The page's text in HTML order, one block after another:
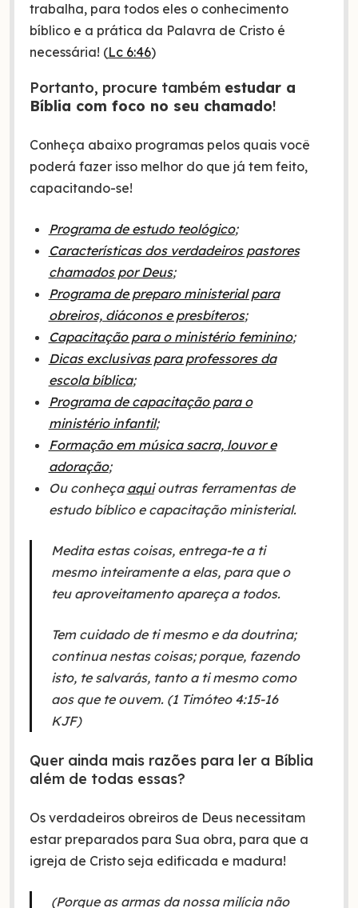
trabalha, para todos eles o conhecimento
bíblico e a prática da Palavra de Cristo é
necessária! (Lc 6:46)
Portanto, procure também estudar a
Bíblia com foco no seu chamado!
Conheça abaixo programas pelos quais você
poderá fazer isso melhor do que já tem feito,
capacitando-se!
Programa de estudo teológico;
Características dos verdadeiros pastores
chamados por Deus;
Programa de preparo ministerial para
obreiros, diáconos e presbíteros;
Capacitação para o ministério feminino;
Dicas exclusivas para professores da
escola bíblica;
Programa de capacitação para o
ministério infantil;
Formação em música sacra, louvor e
adoração;
Ou conheça aquioutras ferramentas de
estudo bíblico e capacitação ministerial.
Medita estas coisas, entrega-te a ti
mesmo inteiramente a elas, para que o
teu aproveitamento apareça a todos.
Tem cuidado de ti mesmo e da doutrina;
continua nestas coisas; porque, fazendo
isto, te salvarás, tanto a ti mesmo como
aos que te ouvem. (1 Timóteo 4:15-16
KJF)
Quer ainda mais razões para ler a Bíblia
além de todas essas?
Os verdadeiros obreiros de Deus necessitam
estar preparados para Sua obra, para que a
igreja de Cristo seja edificada e madura!
(Porque as armas da nossa milícia não